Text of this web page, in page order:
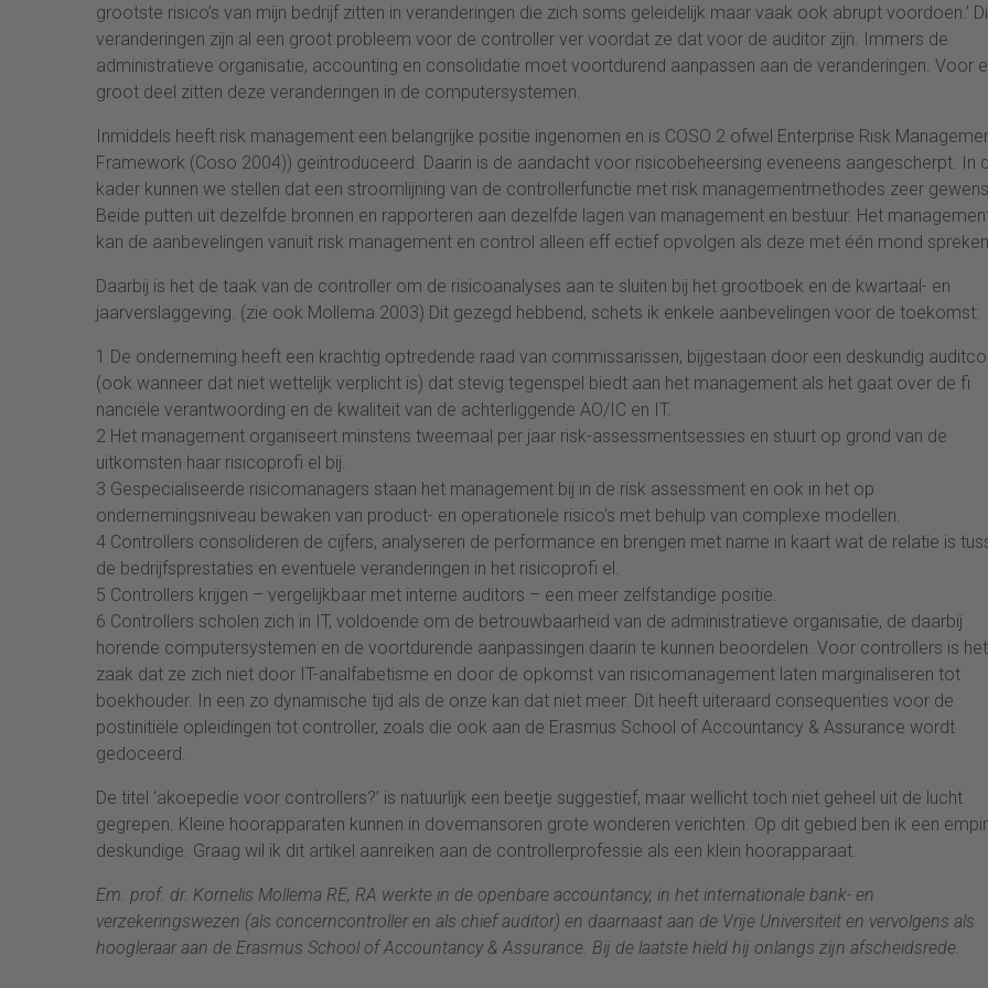
grootste risico’s van mijn bedrijf zitten in veranderingen die zich soms geleidelijk maar vaak ook abrupt voordoen.’
veranderingen zijn al een groot probleem voor de controller ver voordat ze dat voor de auditor zijn. Immers de
administratieve organisatie, accounting en consolidatie moet voortdurend aanpassen aan de veranderingen. Voor
groot deel zitten deze veranderingen in de computersystemen.
Inmiddels heeft risk management een belangrijke positie ingenomen en is COSO 2 ofwel Enterprise Risk
Framework (Coso 2004)) geïntroduceerd. Daarin is de aandacht voor risicobeheersing eveneens aangescherpt. In
kader kunnen we stellen dat een stroomlijning van de controllerfunctie met risk managementmethodes zeer
Beide putten uit dezelfde bronnen en rapporteren aan dezelfde lagen van management en bestuur. Het
kan de aanbevelingen vanuit risk management en control alleen eff ectief opvolgen als deze met één mond
Daarbij is het de taak van de controller om de risicoanalyses aan te sluiten bij het grootboek en de kwartaal- en
jaarverslaggeving. (zie ook Mollema 2003) Dit gezegd hebbend, schets ik enkele aanbevelingen voor de toekomst:
1 De onderneming heeft een krachtig optredende raad van commissarissen, bijgestaan door een deskundig
(ook wanneer dat niet wettelijk verplicht is) dat stevig tegenspel biedt aan het management als het gaat over de fi
nanciële verantwoording en de kwaliteit van de achterliggende AO/IC en IT.
2 Het management organiseert minstens tweemaal per jaar risk-assessmentsessies en stuurt op grond van de
uitkomsten haar risicoprofi el bij.
3 Gespecialiseerde risicomanagers staan het management bij in de risk assessment en ook in het op
ondernemingsniveau bewaken van product- en operationele risico’s met behulp van complexe modellen.
4 Controllers consolideren de cijfers, analyseren de performance en brengen met name in kaart wat de relatie is
de bedrijfsprestaties en eventuele veranderingen in het risicoprofi el.
5 Controllers krijgen – vergelijkbaar met interne auditors – een meer zelfstandige positie.
6 Controllers scholen zich in IT, voldoende om de betrouwbaarheid van de administratieve organisatie, de daarbij
horende computersystemen en de voortdurende aanpassingen daarin te kunnen beoordelen. Voor controllers is het
zaak dat ze zich niet door IT-analfabetisme en door de opkomst van risicomanagement laten marginaliseren tot
boekhouder. In een zo dynamische tijd als de onze kan dat niet meer. Dit heeft uiteraard consequenties voor de
postinitiële opleidingen tot controller, zoals die ook aan de Erasmus School of Accountancy & Assurance wordt
gedoceerd.
De titel ‘akoepedie voor controllers?’ is natuurlijk een beetje suggestief, maar wellicht toch niet geheel uit de lucht
gegrepen. Kleine hoorapparaten kunnen in dovemansoren grote wonderen verichten. Op dit gebied ben ik een
deskundige. Graag wil ik dit artikel aanreiken aan de controllerprofessie als een klein hoorapparaat.
Em. prof. dr. Kornelis Mollema RE, RA werkte in de openbare accountancy, in het internationale bank- en
verzekeringswezen (als concerncontroller en als chief auditor) en daarnaast aan de Vrije Universiteit en vervolgens als
hoogleraar aan de Erasmus School of Accountancy & Assurance. Bij de laatste hield hij onlangs zijn afscheidsrede.